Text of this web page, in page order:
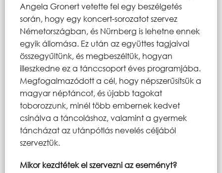
Angela Gronert vetette fel egy beszélgetés
során, hogy egy koncert-sorozatot szervez
Németországban, és Nürnberg is lehetne ennek
egyik állomása. Ez után az együttes tagjaival
összegyűltünk, és megbeszéltük, hogyan
illeszkedne ez a tánccsoport éves programjába.
Megfogalmazódott a cél, hogy népszerűsítsük a
magyar néptáncot, és újabb tagokat
toborozzunk, minél több embernek kedvet
csinálva a táncoláshoz, valamint a gyermek
táncházat az utánpótlás nevelés céljából
szerveztük.
Mikor kezdtétek el szervezni az eseményt?